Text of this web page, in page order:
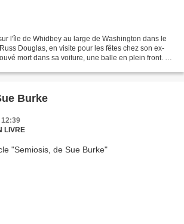
l'île de Whidbey au large de Washington dans le
Douglas, en visite pour les fêtes chez son ex-
mort dans sa voiture, une balle en plein front. La
Burke
12:39
LIVRE